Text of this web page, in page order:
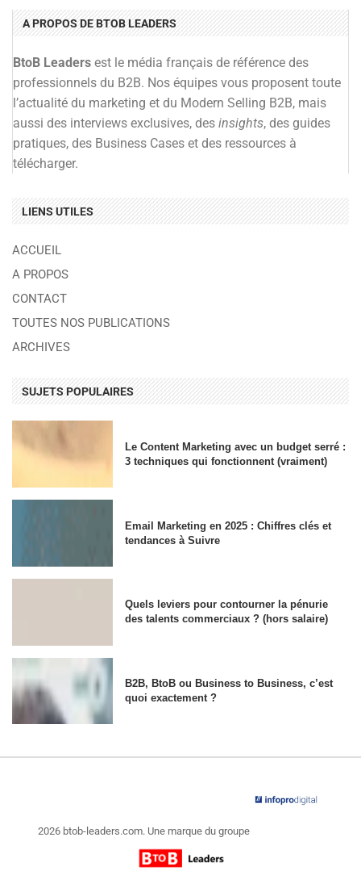
A PROPOS DE BTOB LEADERS
BtoB Leaders est le média français de référence des
professionnels du B2B. Nos équipes vous proposent toute
l’actualité du marketing et du Modern Selling B2B, mais
aussi des interviews exclusives, des insights, des guides
pratiques, des Business Cases et des ressources à
télécharger.
LIENS UTILES
ACCUEIL
A PROPOS
CONTACT
TOUTES NOS PUBLICATIONS
ARCHIVES
SUJETS POPULAIRES
Le Content Marketing avec un budget serré :
3 techniques qui fonctionnent (vraiment)
Email Marketing en 2025 : Chiffres clés et
tendances à Suivre
Quels leviers pour contourner la pénurie
des talents commerciaux ? (hors salaire)
B2B, BtoB ou Business to Business, c’est
quoi exactement ?
2026 btob-leaders.com. Une marque du groupe